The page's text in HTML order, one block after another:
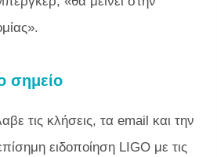
σημείο
τις κλήσεις, τα email και την
ειδοποίηση LIGO με τις